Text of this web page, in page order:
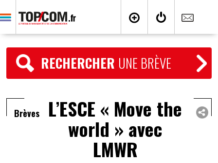
RECHERCHER UNE BRÈVE
Brèves L’ESCE « Move the
world » avec
LMWR